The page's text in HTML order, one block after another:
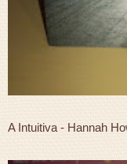
A Intuitiva - Hannah